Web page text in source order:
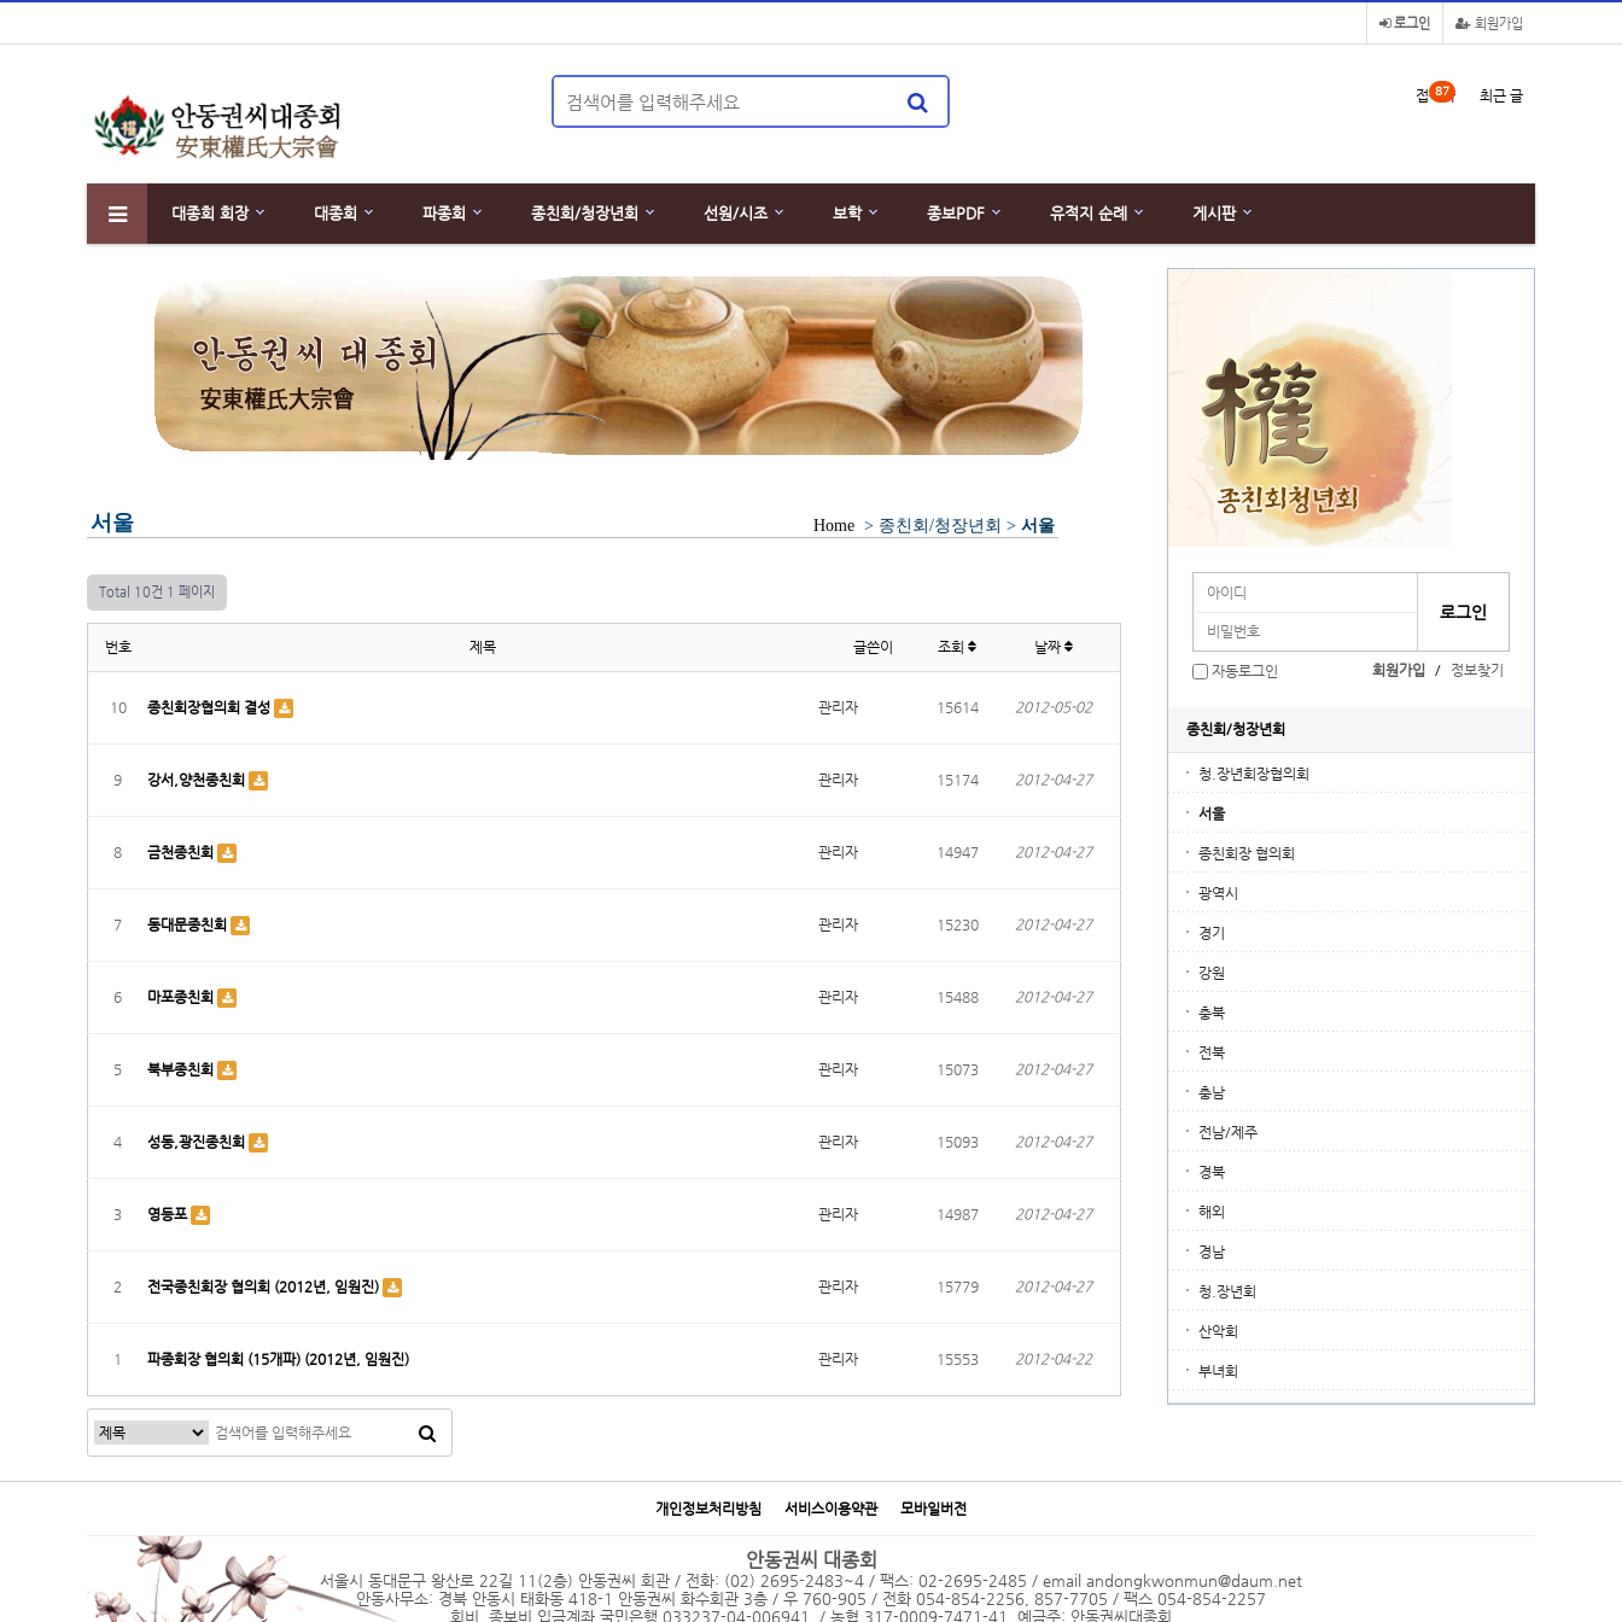
회원가입
로그인
접속자
87 최근 글
대종회 회장 대종회 파종회 종친회/청장년회 선원/시조 보학 종보PDF 유적지 순례
게시판
서울 Home > 종친회/청장년회 > 서울
Total 10건 1 페이지
번호 제목 글쓴이 조회 날짜
10 종친회장협의회 결성 관리자 15614 2012-05-02
9 강서,양천종친회 관리자 15174 2012-04-27
8 금천종친회 관리자 14947 2012-04-27
7 동대문종친회 관리자 15230 2012-04-27
6 마포종친회 관리자 15488 2012-04-27
5 북부종친회 관리자 15073 2012-04-27
4 성동,광진종친회 관리자 15093 2012-04-27
3 영등포 관리자 14987 2012-04-27
2 전국종친회장 협의회 (2012년, 임원진) 관리자 15779 2012-04-27
1 파종회장 협의회 (15개파) (2012년, 임원진) 관리자 15553 2012-04-22
자동로그인 회원가입 / 정보찾기
종친회/청장년회
청.장년회장협의회
서울
종친회장 협의회
광역시
경기
강원
충북
전북
충남
전남/제주
경북
해외
경남
청.장년회
산악회
부녀회
개인정보처리방침 서비스이용약관 모바일버전
안동권씨 대종회
서울시 동대문구 왕산로 22길 11(2층) 안동권씨 회관 / 전화: (02) 2695-2483~4 / 팩스: 02-2695-2485 / email andongkwonmun@daum.net
안동사무소: 경북 안동시 태화동 418-1 안동권씨 화수회관 3층 / 우 760-905 / 전화 054-854-2256, 857-7705 / 팩스 054-854-2257
회비, 종보비 입금계좌 국민은행 033237-04-006941 / 농협 317-0009-7471-41 예금주: 안동권씨대종회